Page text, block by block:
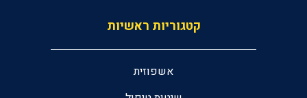
קטגוריות ראשיות
אשפוזית